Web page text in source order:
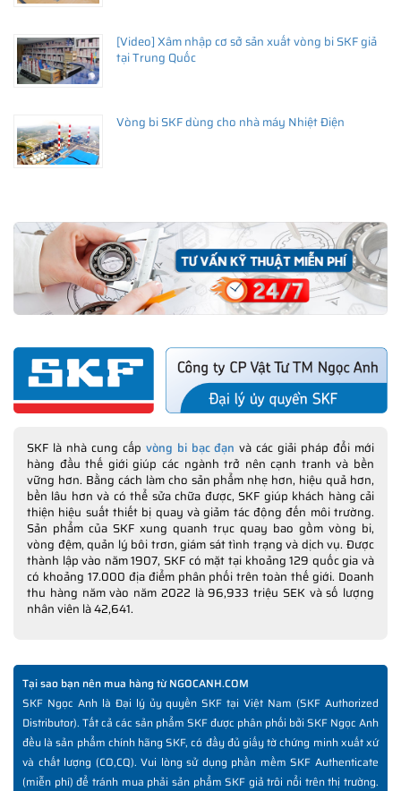
[Video] Xâm nhập cơ sở sản xuất vòng bi SKF giả
tại Trung Quốc
Vòng bi SKF dùng cho nhà máy Nhiệt Điện
SKF là nhà cung cấp vòng bi bạc đạn và các giải pháp đổi mới
hàng đầu thế giới giúp các ngành trở nên cạnh tranh và bền
vững hơn. Bằng cách làm cho sản phẩm nhẹ hơn, hiệu quả hơn,
bền lâu hơn và có thể sửa chữa được, SKF giúp khách hàng cải
thiện hiệu suất thiết bị quay và giảm tác động đến môi trường.
Sản phẩm của SKF xung quanh trục quay bao gồm vòng bi,
vòng đệm, quản lý bôi trơn, giám sát tình trạng và dịch vụ. Được
thành lập vào năm 1907, SKF có mặt tại khoảng 129 quốc gia và
có khoảng 17.000 địa điểm phân phối trên toàn thế giới. Doanh
thu hàng năm vào năm 2022 là 96,933 triệu SEK và số lượng
nhân viên là 42,641.
Tại sao bạn nên mua hàng từ NGOCANH.COM
SKF Ngọc Anh là Đại lý ủy quyền SKF tại Việt Nam (SKF Authorized
Distributor). Tất cả các sản phẩm SKF được phân phối bởi SKF Ngọc Anh
đều là sản phẩm chính hãng SKF, có đầy đủ giấy tờ chứng minh xuất xứ
và chất lượng (CO,CQ). Vui lòng sử dụng phần mềm SKF Authenticate
(miễn phí) để tránh mua phải sản phẩm SKF giả trôi nổi trên thị trường.